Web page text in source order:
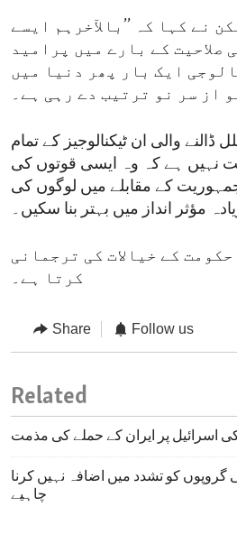
نے کہا کہ ’’بالآخرہم ایسے
صلاحیت کے بارے میں پرامید
ایک بار پھر دنیا میں
از سر نو ترتیب دے رہی ہے۔
ڈالنے والی ان ٹیکنالوجیز کے تمام
نہیں ہے کہ وہ ایسی قوتوں کی
کے مقابلے میں لوگوں کی
مؤثر انداز میں بہتر بنا سکیں۔
کے خیالات کی ترجمانی
کرتا ہے۔
Share Follow us
Related
اسرائیل پر ایران کے حملے کی مذمت
گروپوں کو تشدد میں اضافہ نہیں کرنا
چاہیے